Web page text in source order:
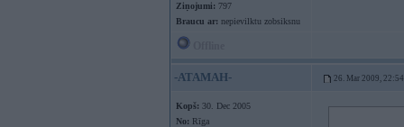
Ziņojumi: 797
Braucu ar: nepievilktu zobsiksnu
-ATAMAH- 26. Mar 2009, 22:54
Kopš: 30. Dec 2005
No: Rīga